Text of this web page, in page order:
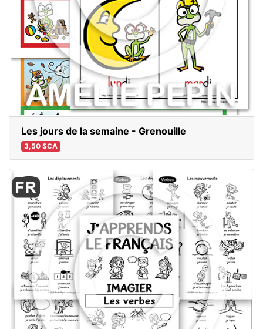
Les jours de la semaine - Grenouille
3,50 $CA